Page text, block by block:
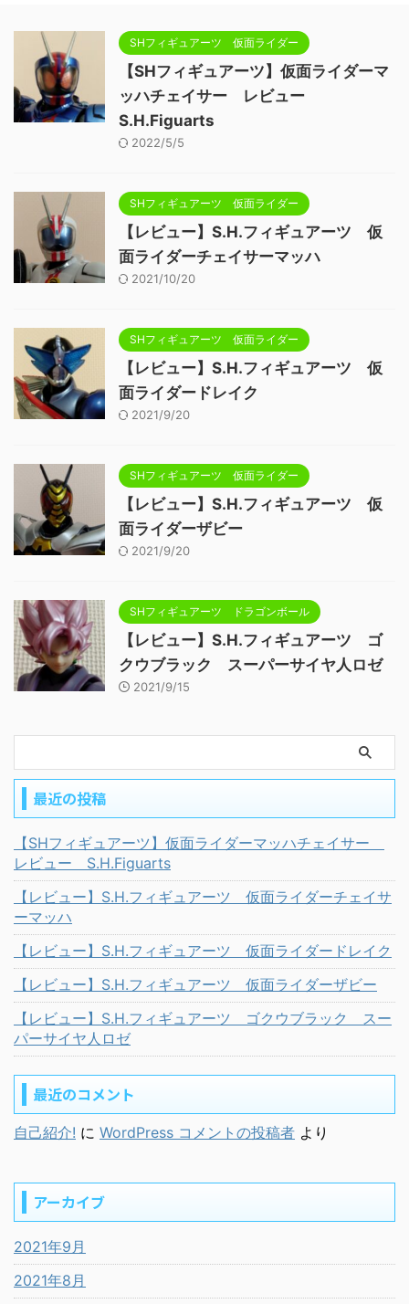
SHフィギュアーツ 仮面ライダー
【SHフィギュアーツ】仮面ライダーマ
ッハチェイサー レビュー
S.H.Figuarts
2022/5/5
SHフィギュアーツ 仮面ライダー
【レビュー】S.H.フィギュアーツ 仮
面ライダーチェイサーマッハ
2021/10/20
SHフィギュアーツ 仮面ライダー
【レビュー】S.H.フィギュアーツ 仮
面ライダードレイク
2021/9/20
SHフィギュアーツ 仮面ライダー
【レビュー】S.H.フィギュアーツ 仮
面ライダーザビー
2021/9/20
SHフィギュアーツ ドラゴンボール
【レビュー】S.H.フィギュアーツ ゴ
クウブラック スーパーサイヤ人ロゼ
2021/9/15
最近の投稿
【SHフィギュアーツ】仮面ライダーマッハチェイサー
レビュー S.H.Figuarts
【レビュー】S.H.フィギュアーツ 仮面ライダーチェイサ
ーマッハ
【レビュー】S.H.フィギュアーツ 仮面ライダードレイク
【レビュー】S.H.フィギュアーツ 仮面ライダーザビー
【レビュー】S.H.フィギュアーツ ゴクウブラック スー
パーサイヤ人ロゼ
最近のコメント
自己紹介! に WordPress コメントの投稿者 より
アーカイブ
2021年9月
2021年8月